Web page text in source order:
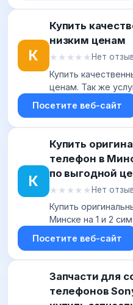
К
Купить
низким ценам
★★★★★
★★★★★ Нет
Купить
ценам. Так же
шаблонов,
так же шаблонов и
Посетите веб-сайт
К
Купить
телефон в
по выгодной
★★★★★
★★★★★ Нет
Купить
Минске на 1 и 2
Посетите веб-сайт
Запчасти для
телефонов